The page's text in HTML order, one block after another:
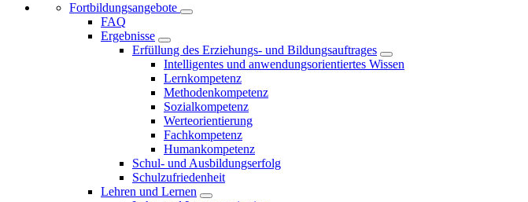
Fortbildungsangebote
FAQ
Ergebnisse
Erfüllung des Erziehungs- und Bildungsauftrages
Intelligentes und anwendungsorientiertes Wissen
Lernkompetenz
Methodenkompetenz
Sozialkompetenz
Werteorientierung
Fachkompetenz
Humankompetenz
Schul- und Ausbildungserfolg
Schulzufriedenheit
Lehren und Lernen